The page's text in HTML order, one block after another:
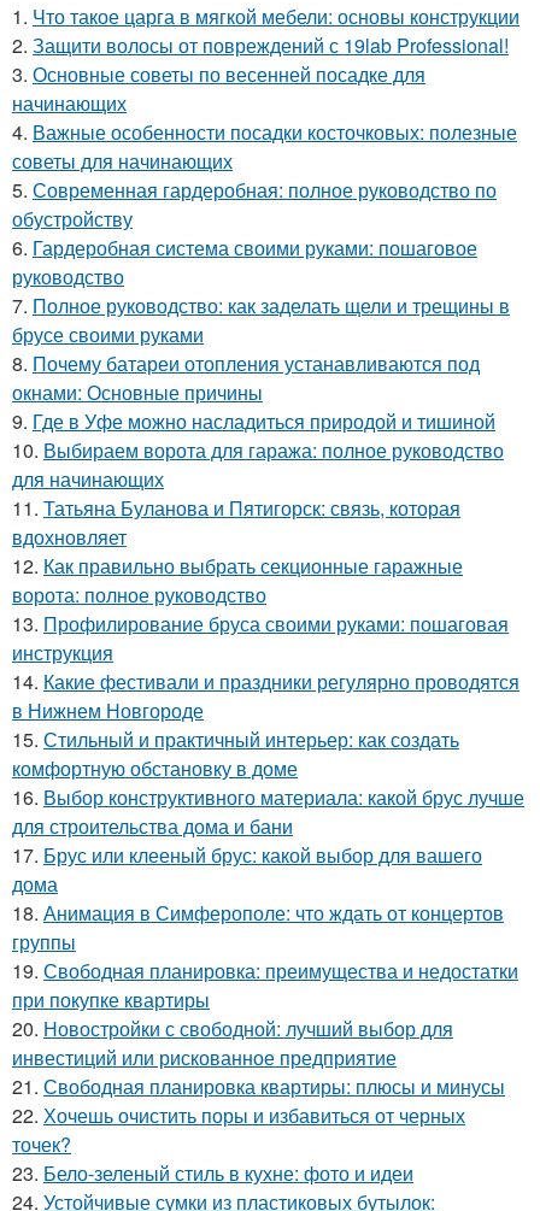
1. Что такое царга в мягкой мебели: основы конструкции
2. Защити волосы от повреждений с 19lab Professional!
3. Основные советы по весенней посадке для
начинающих
4. Важные особенности посадки косточковых: полезные
советы для начинающих
5. Современная гардеробная: полное руководство по
обустройству
6. Гардеробная система своими руками: пошаговое
руководство
7. Полное руководство: как заделать щели и трещины в
брусе своими руками
8. Почему батареи отопления устанавливаются под
окнами: Основные причины
9. Где в Уфе можно насладиться природой и тишиной
10. Выбираем ворота для гаража: полное руководство
для начинающих
11. Татьяна Буланова и Пятигорск: связь, которая
вдохновляет
12. Как правильно выбрать секционные гаражные
ворота: полное руководство
13. Профилирование бруса своими руками: пошаговая
инструкция
14. Какие фестивали и праздники регулярно проводятся
в Нижнем Новгороде
15. Стильный и практичный интерьер: как создать
комфортную обстановку в доме
16. Выбор конструктивного материала: какой брус лучше
для строительства дома и бани
17. Брус или клееный брус: какой выбор для вашего
дома
18. Анимация в Симферополе: что ждать от концертов
группы
19. Свободная планировка: преимущества и недостатки
при покупке квартиры
20. Новостройки с свободной: лучший выбор для
инвестиций или рискованное предприятие
21. Свободная планировка квартиры: плюсы и минусы
22. Хочешь очистить поры и избавиться от черных
точек?
23. Бело-зеленый стиль в кухне: фото и идеи
24. Устойчивые сумки из пластиковых бутылок: